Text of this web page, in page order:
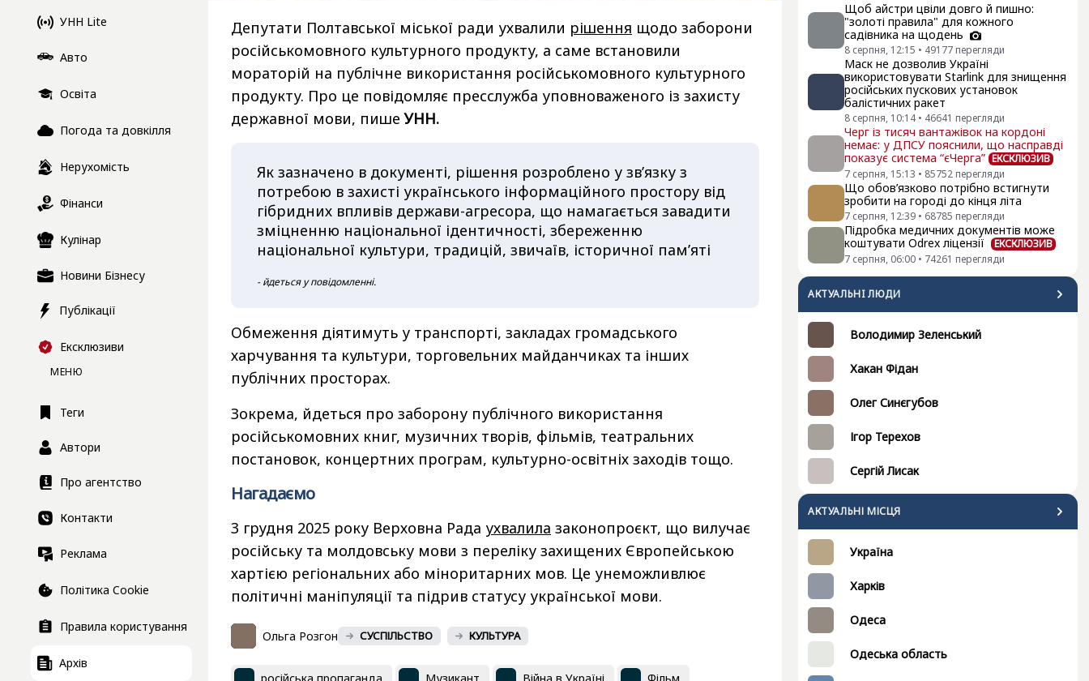
УНН Lite
Авто
Освіта
Погода та довкілля
Нерухомість
Фінанси
Кулінар
Новини Бізнесу
Публікації
Ексклюзиви
МЕНЮ
Теги
Автори
Про агентство
Контакти
Реклама
Політика Cookie
Правила користування
Архів
Щоб айстри цвіли довго й пишно:
"золоті правила" для кожного
садівника на щодень
8 серпня, 12:15 • 49177 перегляди
Маск не дозволив Україні
використовувати Starlink для знищення
російських пускових установок
балістичних ракет
8 серпня, 10:14 • 46641 перегляди
Черг із тисяч вантажівок на кордоні
немає: у ДПСУ пояснили, що насправді
показує система “єЧерга” ЕКСКЛЮЗИВ
7 серпня, 15:13 • 85752 перегляди
Що обов’язково потрібно встигнути
зробити на городі до кінця літа
7 серпня, 12:39 • 68785 перегляди
Підробка медичних документів може
коштувати Odrex ліцензії
ЕКСКЛЮЗИВ
7 серпня, 06:00 • 74261 перегляди
АКТУАЛЬНI ЛЮДИ
Володимир Зеленський
Хакан Фідан
Олег Синєгубов
Ігор Терехов
Сергій Лисак
АКТУАЛЬНІ МІСЦЯ
Україна
Харків
Одеса
Одеська область
Депутати Полтавської міської ради ухвалили рішення щодо заборони
російськомовного культурного продукту, а саме встановили
мораторій на публічне використання російськомовного культурного
продукту. Про це повідомляє пресслужба уповноваженого із захисту
державної мови, пишеУНН.
Як зазначено в документі, рішення розроблено у зв’язку з
потребою в захисті українського інформаційного простору від
гібридних впливів держави-агресора, що намагається завадити
зміцненню національної ідентичності, збереженню
національної культури, традицій, звичаїв, історичної пам’яті
- йдеться у повідомленні.
Обмеження діятимуть у транспорті, закладах громадського
харчування та культури, торговельних майданчиках та інших
публічних просторах.
Зокрема, йдеться про заборону публічного використання
російськомовних книг, музичних творів, фільмів, театральних
постановок, концертних програм, культурно-освітніх заходів тощо.
Нагадаємо
3 грудня 2025 року Верховна Рада ухвалила законопроєкт, що вилучає
російську та молдовську мови з переліку захищених Європейською
хартією регіональних або міноритарних мов. Це унеможливлює
політичні маніпуляції та підрив статусу української мови.
Ольга Розгон СУСПІЛЬСТВО КУЛЬТУРА